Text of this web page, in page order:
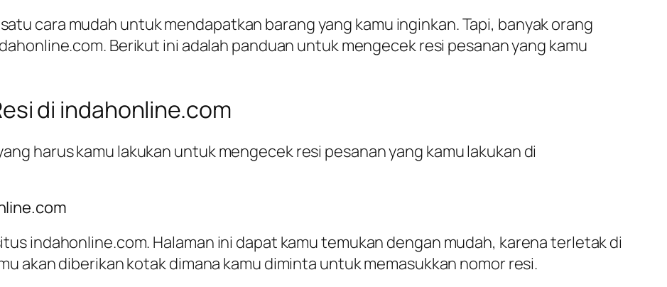
cara mudah untuk mendapatkan barang yang kamu inginkan. Tapi, banyak orang
Berikut ini adalah panduan untuk mengecek resi pesanan yang kamu
di indahonline.com
harus kamu lakukan untuk mengecek resi pesanan yang kamu lakukan di
indahonline.com. Halaman ini dapat kamu temukan dengan mudah, karena terletak di
akan diberikan kotak dimana kamu diminta untuk memasukkan nomor resi.